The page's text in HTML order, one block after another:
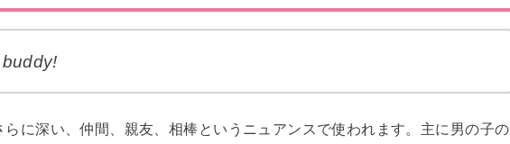
に深い、仲間、親友、相棒というニュアンスで使われます。主に男の子の